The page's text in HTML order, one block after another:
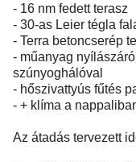
- 16 nm fedett terasz
- 30-as Leier tégla
- Terra betoncserép
- műanyag
szúnyoghálóval
- hőszivattyús fűtés
- + klíma a
Az átadás tervezett